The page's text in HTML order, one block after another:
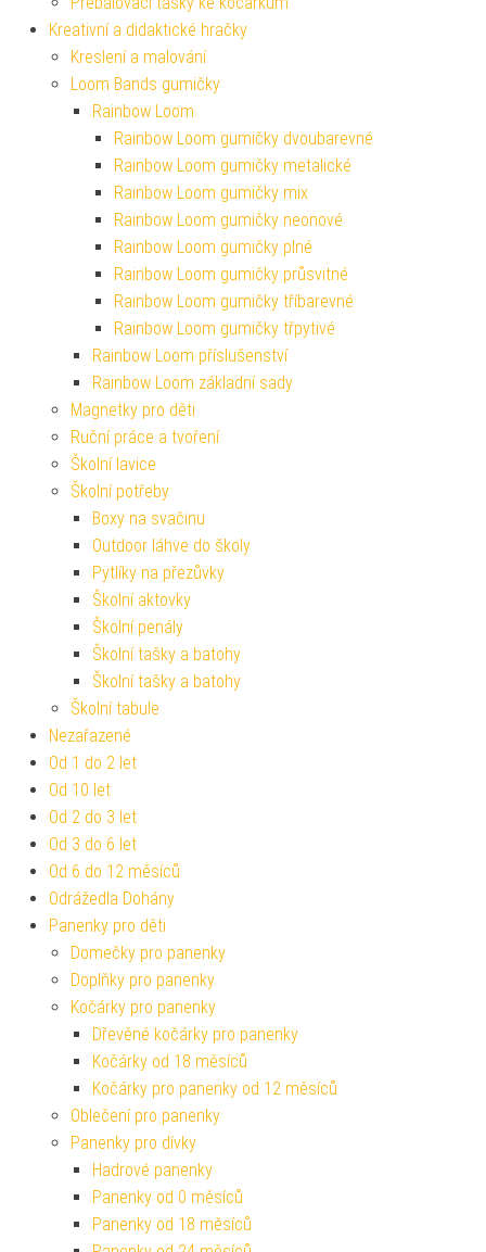
Kreativní a didaktické hračky
Kreslení a malování
Loom Bands gumičky
Rainbow Loom
Rainbow Loom gumičky dvoubarevné
Rainbow Loom gumičky metalické
Rainbow Loom gumičky mix
Rainbow Loom gumičky neonové
Rainbow Loom gumičky plné
Rainbow Loom gumičky průsvitné
Rainbow Loom gumičky tříbarevné
Rainbow Loom gumičky třpytivé
Rainbow Loom příslušenství
Rainbow Loom základní sady
Magnetky pro děti
Ruční práce a tvoření
Školní lavice
Školní potřeby
Boxy na svačinu
Outdoor láhve do školy
Pytlíky na přezůvky
Školní aktovky
Školní penály
Školní tašky a batohy
Školní tašky a batohy
Školní tabule
Nezařazené
Od 1 do 2 let
Od 10 let
Od 2 do 3 let
Od 3 do 6 let
Od 6 do 12 měsíců
Odrážedla Dohány
Panenky pro děti
Domečky pro panenky
Doplňky pro panenky
Kočárky pro panenky
Dřevěné kočárky pro panenky
Kočárky od 18 měsíců
Kočárky pro panenky od 12 měsíců
Oblečení pro panenky
Panenky pro dívky
Hadrové panenky
Panenky od 0 měsíců
Panenky od 18 měsíců